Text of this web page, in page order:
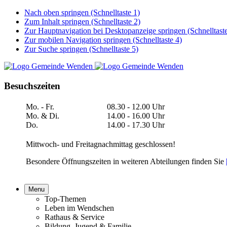
Nach oben springen (Schnelltaste 1)
Zum Inhalt springen (Schnelltaste 2)
Zur Hauptnavigation bei Desktopanzeige springen
Zur mobilen Navigation springen (Schnelltaste 4)
Zur Suche springen (Schnelltaste 5)
Besuchszeiten
Mo. - Fr.
Mo. & Di.
Do.
08.30 - 12.00 Uhr
14.00 - 16.00 Uhr
14.00 - 17.30 Uhr
Mittwoch- und Freitagnachmittag geschlossen!
Besondere Öffnungszeiten in weiteren Abteilungen finden Sie
Menu
Top-Themen
Leben im Wendschen
Rathaus & Service